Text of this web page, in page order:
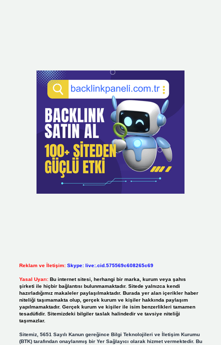
Reklam ve İletişim: Skype: live:.cid.575569c608265c69
Yasal Uyarı: Bu internet sitesi, herhangi bir marka, kurum veya şahıs
şirketi ile hiçbir bağlantısı bulunmamaktadır. Sitede yalnızca kendi
hazırladığımız makaleler paylaşılmaktadır. Burada yer alan içerikler haber
niteliği taşımamakta olup, gerçek kurum ve kişiler hakkında paylaşım
yapılmamaktadır. Gerçek kurum ve kişiler ile isim benzerlikleri tamamen
tesadüfidir. Sitemizdeki bilgiler taslak halindedir ve tavsiye niteliği
taşımazlar.
Sitemiz, 5651 Sayılı Kanun gereğince Bilgi Teknolojileri ve İletişim Kurumu
(BTK) tarafından onaylanmış bir Yer Sağlayıcı olarak hizmet vermektedir. Bu